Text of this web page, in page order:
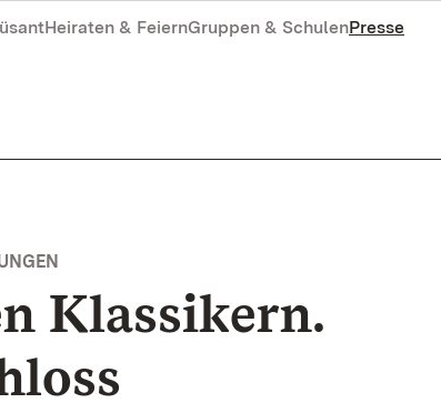
Heiraten & FeiernGruppen & SchulenPresse
Klassikern.